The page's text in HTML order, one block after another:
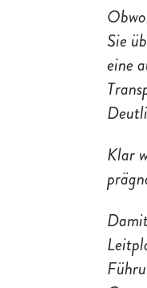
Sie
eine
Klar